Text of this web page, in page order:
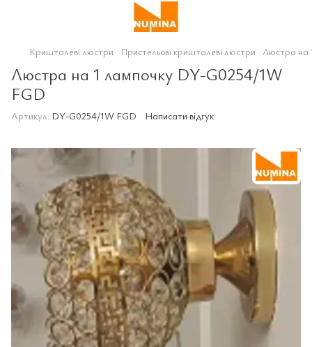
Кришталеві люстри Пристельові кришталеві люстри Люстра на
Люстра на 1 лампочку DY-G0254/1W
FGD
Артикул: DY-G0254/1W FGD Написати відгук